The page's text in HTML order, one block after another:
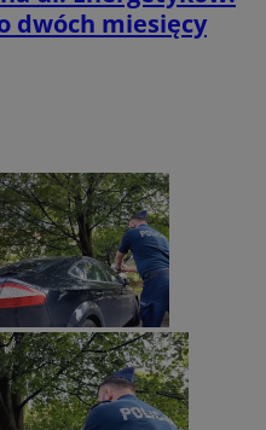
dwóch miesięcy